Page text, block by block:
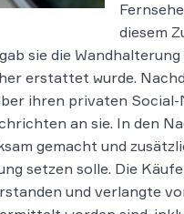
diesem
sie die
erstattet wurde.
ihren privaten
an sie. In den
gemacht und
setzen solle. Die
und verlangte